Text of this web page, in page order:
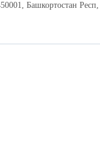
Башкортостан